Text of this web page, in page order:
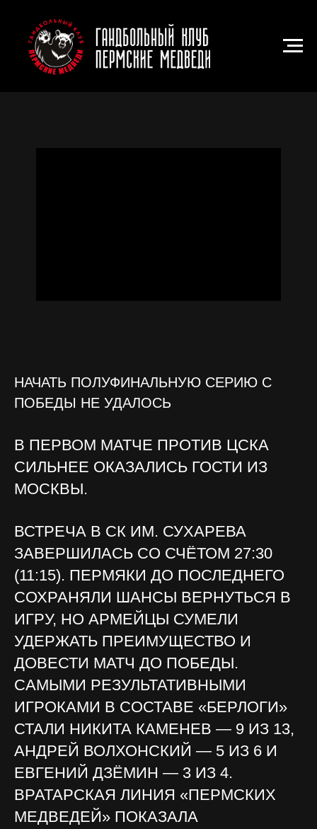
НАЧАТЬ ПОЛУФИНАЛЬНУЮ СЕРИЮ С
ПОБЕДЫ НЕ УДАЛОСЬ
В ПЕРВОМ МАТЧЕ ПРОТИВ ЦСКА
СИЛЬНЕЕ ОКАЗАЛИСЬ ГОСТИ ИЗ
МОСКВЫ.
ВСТРЕЧА В СК ИМ. СУХАРЕВА
ЗАВЕРШИЛАСЬ СО СЧЁТОМ 27:30
(11:15). ПЕРМЯКИ ДО ПОСЛЕДНЕГО
СОХРАНЯЛИ ШАНСЫ ВЕРНУТЬСЯ В
ИГРУ, НО АРМЕЙЦЫ СУМЕЛИ
УДЕРЖАТЬ ПРЕИМУЩЕСТВО И
ДОВЕСТИ МАТЧ ДО ПОБЕДЫ.
САМЫМИ РЕЗУЛЬТАТИВНЫМИ
ИГРОКАМИ В СОСТАВЕ «БЕРЛОГИ»
СТАЛИ НИКИТА КАМЕНЕВ — 9 ИЗ 13,
АНДРЕЙ ВОЛХОНСКИЙ — 5 ИЗ 6 И
ЕВГЕНИЙ ДЗЁМИН — 3 ИЗ 4.
ВРАТАРСКАЯ ЛИНИЯ «ПЕРМСКИХ
МЕДВЕДЕЙ» ПОКАЗАЛА